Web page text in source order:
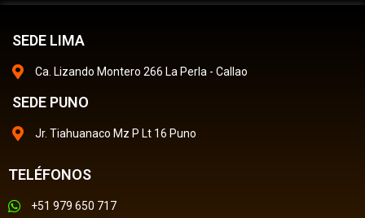
SEDE LIMA
Ca. Lizando Montero 266 La Perla - Callao
SEDE PUNO
Jr. Tiahuanaco Mz P Lt 16 Puno
TELÉFONOS
+51 979 650 717